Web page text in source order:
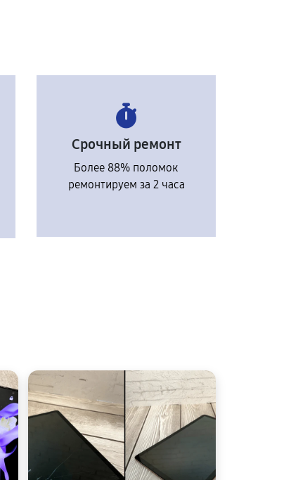
Срочный ремонт
Более 88% поломок
ремонтируем за 2 часа